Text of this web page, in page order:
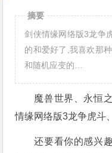
摘要
剑侠情缘网络版3龙争
的和爱好了,我喜欢那
和随机应变的…
魔兽世界、永恒
情缘网络版3龙争虎斗
还要看你的感兴